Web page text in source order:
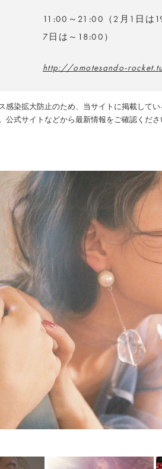
11:00～21:00（2月1日は
7日は～18:00）
http://omotesando-
感染拡大防止のため、当サイトに掲載して
公式サイトなどから最新情報をご確認くださ